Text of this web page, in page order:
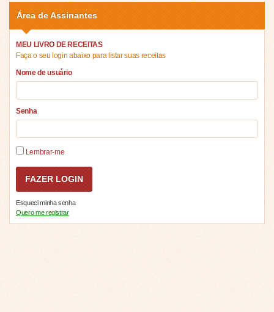
Área de Assinantes
MEU LIVRO DE RECEITAS
Faça o seu login abaixo para listar suas receitas
Nome de usuário
Senha
Lembrar-me
Esqueci minha senha
Quero me registrar